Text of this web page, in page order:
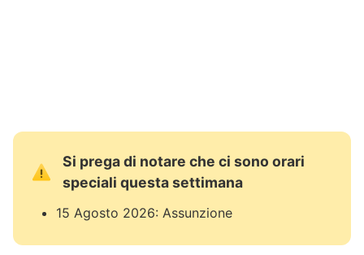
Si prega di notare che ci sono orari
speciali questa settimana
15 Agosto 2026: Assunzione